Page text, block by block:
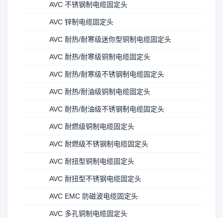
AVC 不锈钢制电缆固定头
AVC 锌制电缆固定头
AVC 耐热/耐寒级迷你型铜制电缆固定头
AVC 耐热/耐寒级铜制电缆固定头
AVC 耐热/耐寒级不锈钢制电缆固定头
AVC 耐热/耐油级铜制电缆固定头
AVC 耐热/耐油级不锈钢制电缆固定头
AVC 耐燃级铜制电缆固定头
AVC 耐燃级不锈钢制电缆固定头
AVC 耐扭型铜制电缆固定头
AVC 耐扭型不锈钢电缆固定头
AVC EMC 防磁波电缆固定头
AVC 多孔铜制电缆固定头